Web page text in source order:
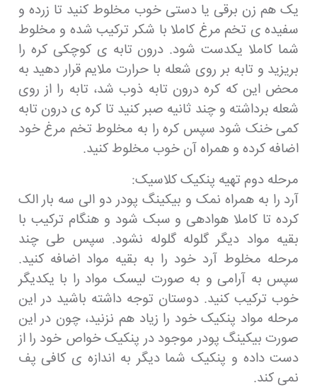
یک هم زن برقی یا دستی خوب مخلوط کنید تا زرده و
سفیده ی تخم مرغ کاملا با شکر ترکیب شده و مخلوط
شما کاملا یکدست شود. درون تابه ی کوچکی کره را
بریزید و تابه بر روی شعله با حرارت ملایم قرار دهید به
محض این که کره درون تابه ذوب شد، تابه را از روی
شعله برداشته و چند ثانیه صبر کنید تا کره ی درون تابه
کمی خنک شود سپس کره را به مخلوط تخم مرغ خود
اضافه کرده و همراه آن خوب مخلوط کنید.
مرحله دوم تهیه پنکیک کلاسیک:
آرد را به همراه نمک و بیکینگ پودر دو الی سه بار الک
کرده تا کاملا هوادهی و سبک شود و هنگام ترکیب با
بقیه مواد دیگر گلوله گلوله نشود. سپس طی چند
مرحله مخلوط آرد خود را به بقیه مواد اضافه کنید.
سپس به آرامی و به صورت لیسک مواد را با یکدیگر
خوب ترکیب کنید. دوستان توجه داشته باشید در این
مرحله مواد پنکیک خود را زیاد هم نزنید، چون در این
صورت بیکینگ پودر موجود در پنکیک خواص خود را از
دست داده و پنکیک شما دیگر به اندازه ی کافی پف
نمی کند.